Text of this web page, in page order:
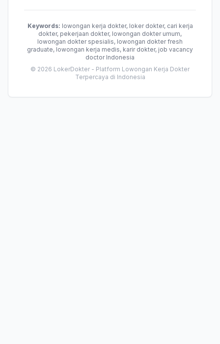
Keywords: lowongan kerja dokter, loker dokter, cari kerja
dokter, pekerjaan dokter, lowongan dokter umum,
lowongan dokter spesialis, lowongan dokter fresh
graduate, lowongan kerja medis, karir dokter, job vacancy
doctor Indonesia
© 2026 LokerDokter - Platform Lowongan Kerja Dokter
Terpercaya di Indonesia